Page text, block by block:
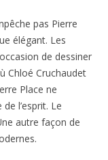
pas Pierre
élégant. Les
de dessiner
Chloé Cruchaudet
Place ne
l’esprit. Le
autre façon de